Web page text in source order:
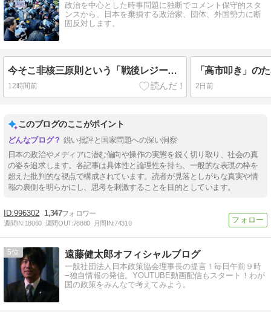
政治を中心とした時事問題に独断でコメント保守的スタ
ンスから、日本を棄損する政治家、団体、外国勢力に断
固反対します。
今そこ非核三原則という「戦後レジーム」を打ち破れ
12時間前 2日前
このブログのここがポイント
鋭い批評と国家問題への深い洞察
日本の政治やメディアに潜む偏向や操作の実態を鋭く切り取り、社会の真
の姿を追求します。各記事は具体性と論理性を持ち、一般的な表現の枠を
超えた批判的な視点で構成されています。読者が見落としがちな真実や情
報の裏側を明らかにし、思考を刺激することを目的としています。
996302 1,347
週間IN:18060 週間OUT:78880 月間IN:74310
5 遠藤健太郎オフィシャルブログ
一般社団法人日本政策協会理事長の提言！毎日午前９時
−独自情報の発信。YOUTUBE動画配信もスタート！わが
国の政策をみんなで考えてみよう。